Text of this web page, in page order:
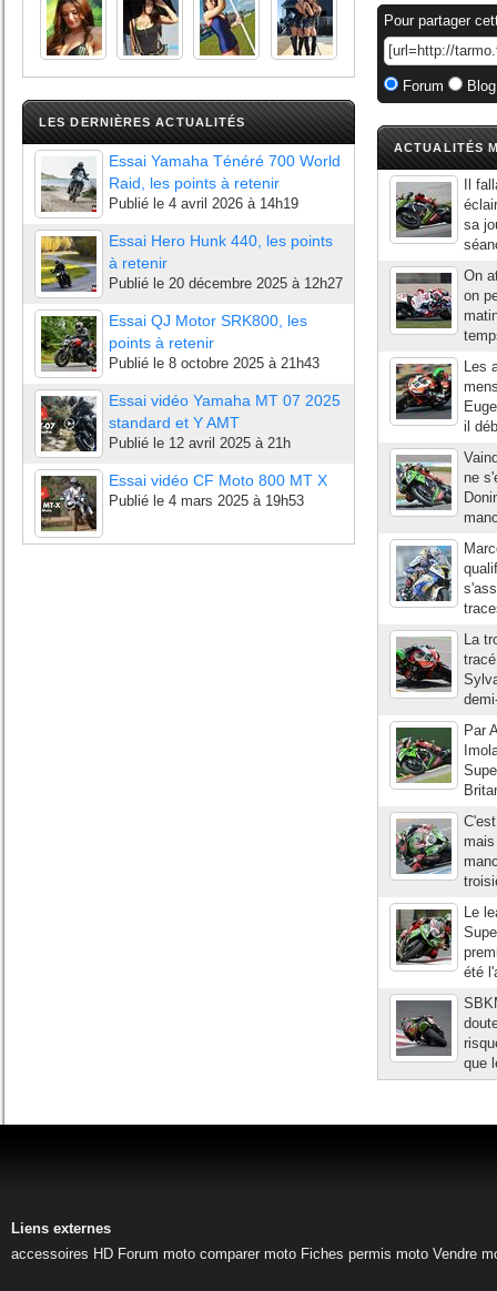
LES DERNIÈRES ACTUALITÉS
Essai Yamaha Ténéré 700 World
Raid, les points à retenir
Publié le 4 avril 2026 à 14h19
Essai Hero Hunk 440, les points
à retenir
Publié le 20 décembre 2025 à 12h27
Essai QJ Motor SRK800, les
points à retenir
Publié le 8 octobre 2025 à 21h43
Essai vidéo Yamaha MT 07 2025
standard et Y AMT
Publié le 12 avril 2025 à 21h
Essai vidéo CF Moto 800 MT X
Publié le 4 mars 2025 à 19h53
Pour partager
Forum
ACTUALITÉS
Il
sa
On
on
Les
il
ne
La
Par
Le
été
que
Liens externes
accessoires HD Forum moto comparer moto Fiches permis moto Vendre